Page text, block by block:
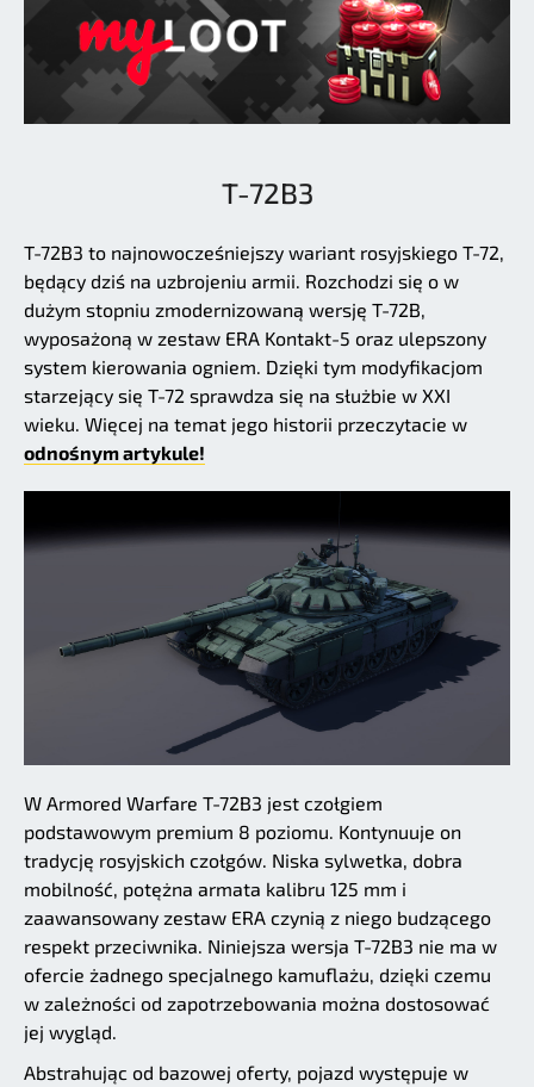
T-72B3
T-72B3 to najnowocześniejszy wariant rosyjskiego T-72,
będący dziś na uzbrojeniu armii. Rozchodzi się o w
dużym stopniu zmodernizowaną wersję T-72B,
wyposażoną w zestaw ERA Kontakt-5 oraz ulepszony
system kierowania ogniem. Dzięki tym modyfikacjom
starzejący się T-72 sprawdza się na służbie w XXI
wieku. Więcej na temat jego historii przeczytacie w
odnośnym artykule!
W Armored Warfare T-72B3 jest czołgiem
podstawowym premium 8 poziomu. Kontynuuje on
tradycję rosyjskich czołgów. Niska sylwetka, dobra
mobilność, potężna armata kalibru 125 mm i
zaawansowany zestaw ERA czynią z niego budzącego
respekt przeciwnika. Niniejsza wersja T-72B3 nie ma w
ofercie żadnego specjalnego kamuflażu, dzięki czemu
w zależności od zapotrzebowania można dostosować
jej wygląd.
Abstrahując od bazowej oferty, pojazd występuje w